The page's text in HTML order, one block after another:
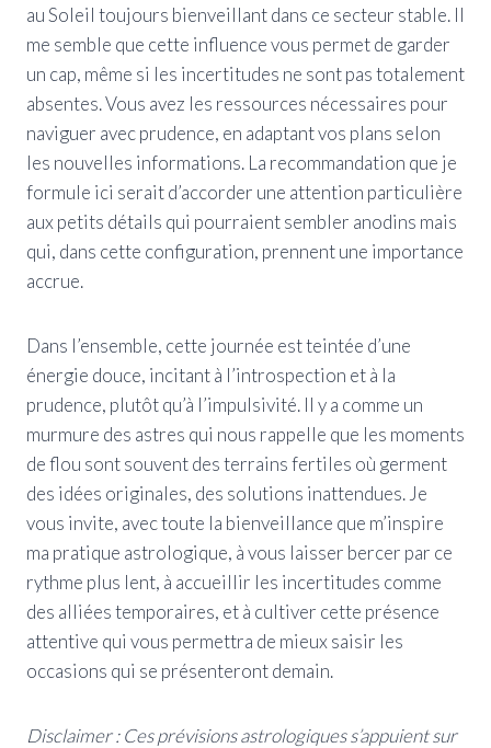
au Soleil toujours bienveillant dans ce secteur stable. Il
me semble que cette influence vous permet de garder
un cap, même si les incertitudes ne sont pas totalement
absentes. Vous avez les ressources nécessaires pour
naviguer avec prudence, en adaptant vos plans selon
les nouvelles informations. La recommandation que je
formule ici serait d’accorder une attention particulière
aux petits détails qui pourraient sembler anodins mais
qui, dans cette configuration, prennent une importance
accrue.
Dans l’ensemble, cette journée est teintée d’une
énergie douce, incitant à l’introspection et à la
prudence, plutôt qu’à l’impulsivité. Il y a comme un
murmure des astres qui nous rappelle que les moments
de flou sont souvent des terrains fertiles où germent
des idées originales, des solutions inattendues. Je
vous invite, avec toute la bienveillance que m’inspire
ma pratique astrologique, à vous laisser bercer par ce
rythme plus lent, à accueillir les incertitudes comme
des alliées temporaires, et à cultiver cette présence
attentive qui vous permettra de mieux saisir les
occasions qui se présenteront demain.
Disclaimer : Ces prévisions astrologiques s’appuient sur